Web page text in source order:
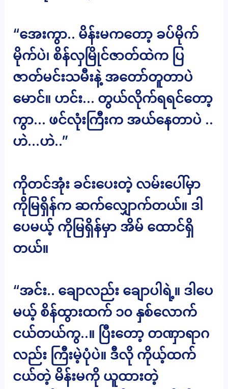
“အေးကွာ.. မိန်းမကတော့ ခပ်မိုက်
မိုက်ပဲ၊ စိန်လှမြိုင်ဇာတ်ထဲက ပြ
ဇာတ်မင်းသမီးနဲ့ အတော်တူတာပဲ
မောင်။ ဟင်း… တွယ်လိုက်ရရင်တော့
ကွာ… ဖင်လုံးကြီးက အယ်နေတာပဲ ..
ဟဲ…ဟဲ..”
ကိုတင်အုံး ခင်းပေးတဲ့ လမ်းပေါ်မှာ
ကိုမြရှိန်က ဆက်လျှောက်တယ်။ ဒါ
ပေမယ့် ကိုမြရှိန်မှာ အိမ် ထောင်ရှိ
တယ်။
“အင်း.. ချောလည်း ချောပါရဲ့။ ဒါပေ
မယ့် စိန်ထွားထက် ၁၀ နှစ်လောက်
ငယ်တယ်ကွ..။ ပြီးတော့ တဏှာရာဂ
လည်း ကြီးမဲ့ပုံပဲ။ ဒီလို ကိုယ့်ထက်
ငယ်တဲ့ မိန်းမကို ယူထားတဲ့